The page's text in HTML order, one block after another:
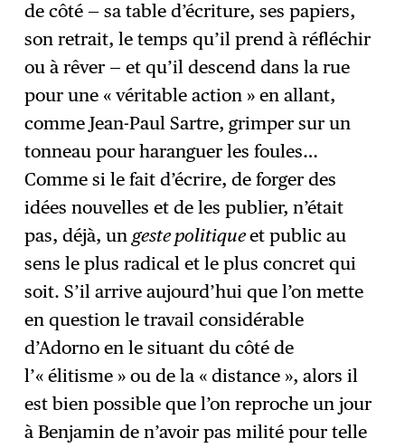
de côté — sa table d’écriture, ses papiers,
son retrait, le temps qu’il prend à réfléchir
ou à rêver — et qu’il descend dans la rue
pour une « véritable action » en allant,
comme Jean-Paul Sartre, grimper sur un
tonneau pour haranguer les foules…
Comme si le fait d’écrire, de forger des
idées nouvelles et de les publier, n’était
pas, déjà, un geste politiqueet public au
sens le plus radical et le plus concret qui
soit. S’il arrive aujourd’hui que l’on mette
en question le travail considérable
d’Adorno en le situant du côté de
l’« élitisme » ou de la « distance », alors il
est bien possible que l’on reproche un jour
à Benjamin de n’avoir pas milité pour telle